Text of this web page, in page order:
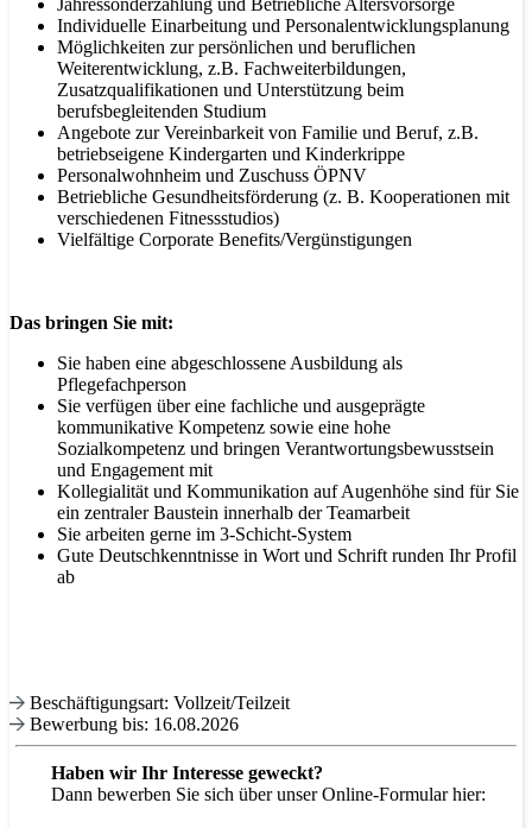
Jahressonderzahlung und Betriebliche Altersvorsorge
Individuelle Einarbeitung und Personalentwicklungsplanung
Möglichkeiten zur persönlichen und beruflichen
Weiterentwicklung, z.B. Fachweiterbildungen,
Zusatzqualifikationen und Unterstützung beim
berufsbegleitenden Studium
Angebote zur Vereinbarkeit von Familie und Beruf, z.B.
betriebseigene Kindergarten und Kinderkrippe
Personalwohnheim und Zuschuss ÖPNV
Betriebliche Gesundheitsförderung (z. B. Kooperationen mit
verschiedenen Fitnessstudios)
Vielfältige Corporate Benefits/Vergünstigungen
Das bringen Sie mit:
Sie haben eine abgeschlossene Ausbildung als
Pflegefachperson
Sie verfügen über eine fachliche und ausgeprägte
kommunikative Kompetenz sowie eine hohe
Sozialkompetenz und bringen Verantwortungsbewusstsein
und Engagement mit
Kollegialität und Kommunikation auf Augenhöhe sind für Sie
ein zentraler Baustein innerhalb der Teamarbeit
Sie arbeiten gerne im 3-Schicht-System
Gute Deutschkenntnisse in Wort und Schrift runden Ihr Profil
ab
Beschäftigungsart: Vollzeit/Teilzeit
Bewerbung bis: 16.08.2026
Haben wir Ihr Interesse geweckt?
Dann bewerben Sie sich über unser Online-Formular hier: